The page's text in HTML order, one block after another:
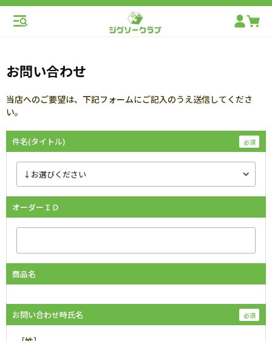
お問い合わせ
当店へのご要望は、下記フォームにご記入のうえ送信してくださ
い。
件名(タイトル)
オーダーＩＤ
商品名
お問い合わせ時氏名